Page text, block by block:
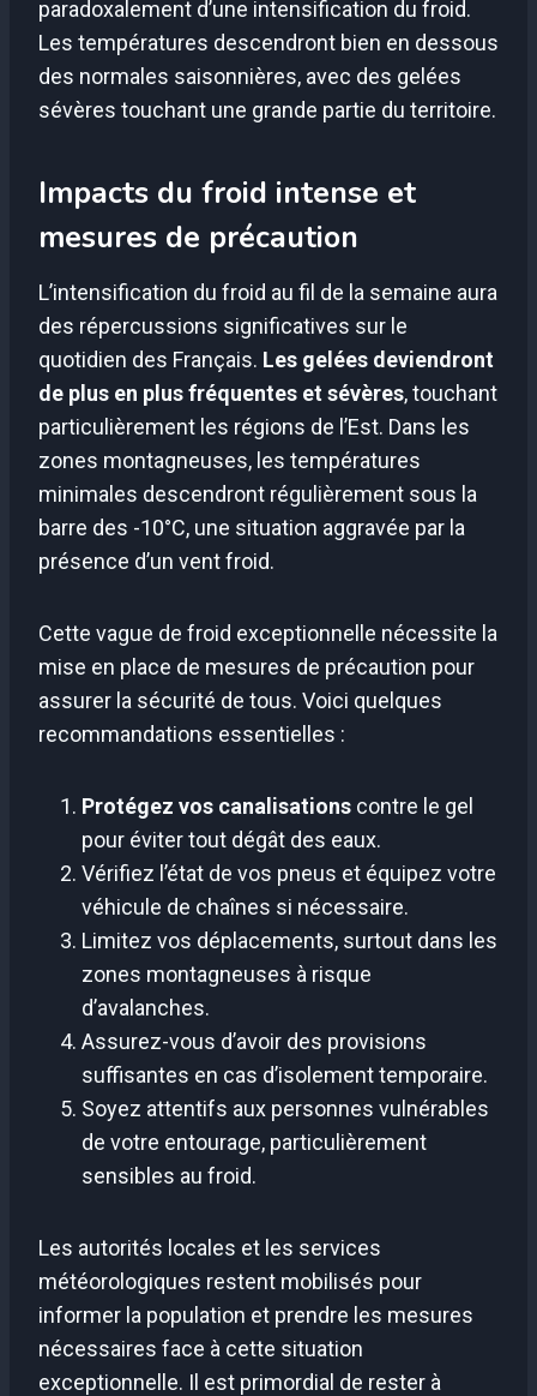
paradoxalement d’une intensification du froid.
Les températures descendront bien en dessous
des normales saisonnières, avec des gelées
sévères touchant une grande partie du territoire.
Impacts du froid intense et
mesures de précaution
L’intensification du froid au fil de la semaine aura
des répercussions significatives sur le
quotidien des Français. Les gelées deviendront
de plus en plus fréquentes et sévères, touchant
particulièrement les régions de l’Est. Dans les
zones montagneuses, les températures
minimales descendront régulièrement sous la
barre des -10°C, une situation aggravée par la
présence d’un vent froid.
Cette vague de froid exceptionnelle nécessite la
mise en place de mesures de précaution pour
assurer la sécurité de tous. Voici quelques
recommandations essentielles :
Protégez vos canalisations contre le gel
pour éviter tout dégât des eaux.
Vérifiez l’état de vos pneus et équipez votre
véhicule de chaînes si nécessaire.
Limitez vos déplacements, surtout dans les
zones montagneuses à risque
d’avalanches.
Assurez-vous d’avoir des provisions
suffisantes en cas d’isolement temporaire.
Soyez attentifs aux personnes vulnérables
de votre entourage, particulièrement
sensibles au froid.
Les autorités locales et les services
météorologiques restent mobilisés pour
informer la population et prendre les mesures
nécessaires face à cette situation
exceptionnelle. Il est primordial de rester à